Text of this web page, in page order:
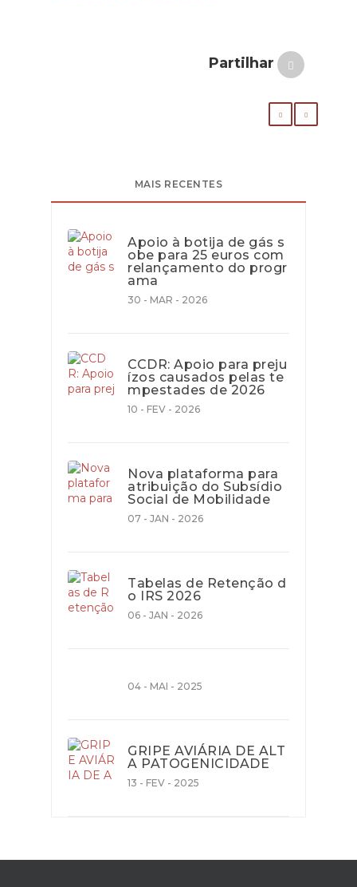
Partilhar
MAIS RECENTES
Apoio à botija de gás s
obe para 25 euros com
relançamento do progr
ama
30 - MAR - 2026
CCDR: Apoio para preju
ízos causados pelas te
mpestades de 2026
10 - FEV - 2026
Nova plataforma para
atribuição do Subsídio
Social de Mobilidade
07 - JAN - 2026
Tabelas de Retenção d
o IRS 2026
06 - JAN - 2026
04 - MAI - 2025
GRIPE AVIÁRIA DE ALT
A PATOGENICIDADE
13 - FEV - 2025